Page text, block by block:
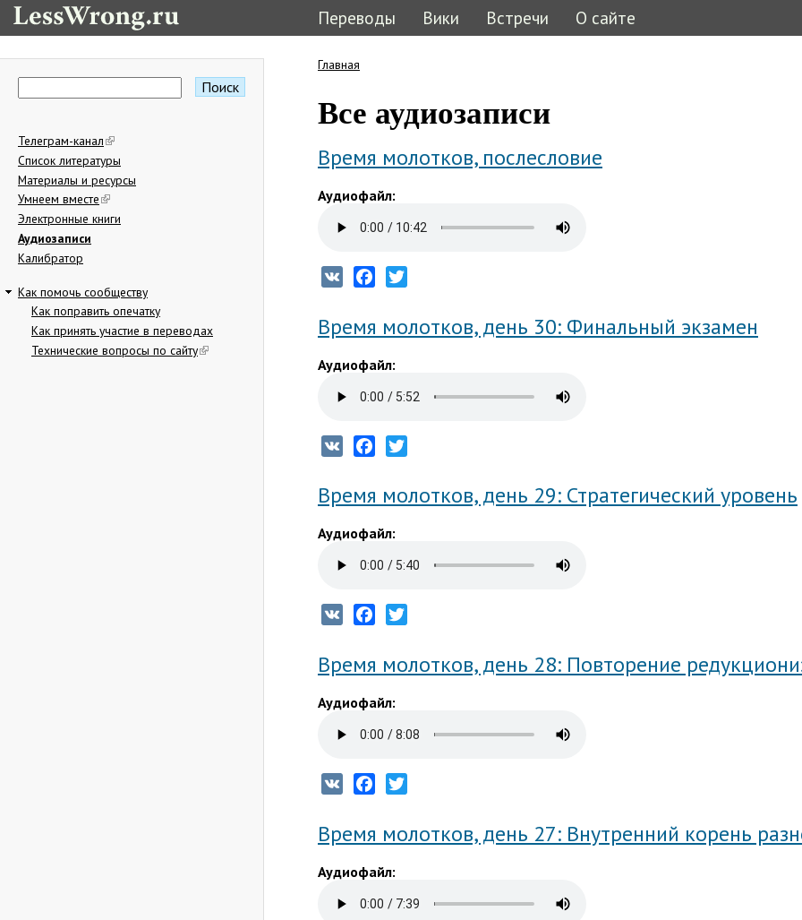
Переводы Вики Встречи О сайте
Форма поиска
Телеграм-канал
Список литературы
Материалы и ресурсы
Умнеем вместе
Электронные книги
Аудиозаписи
Калибратор
Как помочь сообществу
Как поправить опечатку
Как принять участие в переводах
Технические вопросы по сайту
Главная
Все аудиозаписи
Время молотков, послесловие
Аудиофайл:
VK Facebook
Время молотков, день 30: Финальный экзамен
Аудиофайл:
VK Facebook
Время молотков, день 29: Стратегический уровень
Аудиофайл:
VK Facebook
Время молотков, день 28: Повторение
Аудиофайл:
VK Facebook
Время молотков, день 27: Внутренний корень
Аудиофайл: